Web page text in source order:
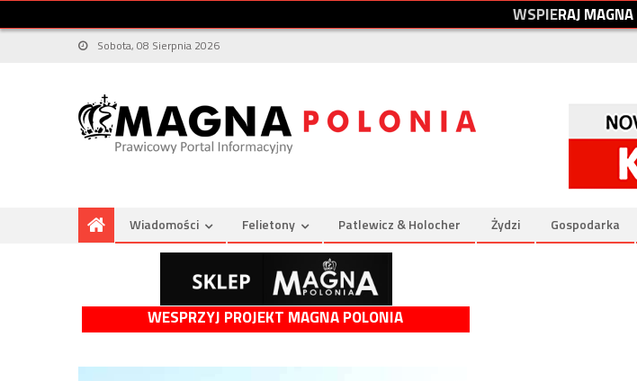
WSPIERAJMAGNA
Sobota, 08 Sierpnia 2026
Wiadomości Felietony Patlewicz & Holocher Żydzi Gospodarka
WESPRZYJ PROJEKT MAGNA POLONIA